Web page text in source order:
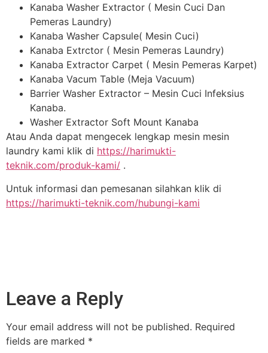
Kanaba Washer Extractor ( Mesin Cuci Dan
Pemeras Laundry)
Kanaba Washer Capsule( Mesin Cuci)
Kanaba Extrctor ( Mesin Pemeras Laundry)
Kanaba Extractor Carpet ( Mesin Pemeras Karpet)
Kanaba Vacum Table (Meja Vacuum)
Barrier Washer Extractor – Mesin Cuci Infeksius
Kanaba.
Washer Extractor Soft Mount Kanaba
Atau Anda dapat mengecek lengkap mesin mesin
laundry kami klik di https://harimukti-
teknik.com/produk-kami/ .
Untuk informasi dan pemesanan silahkan klik di
https://harimukti-teknik.com/hubungi-kami
Leave a Reply
Your email address will not be published. Required
fields are marked *